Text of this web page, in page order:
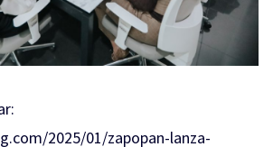
2025/01/zapopan-lanza-